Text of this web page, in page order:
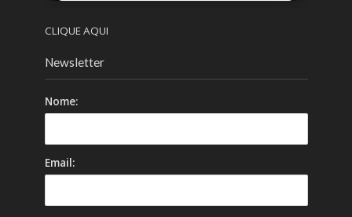
CLIQUE AQUI
Newsletter
Nome:
Email: